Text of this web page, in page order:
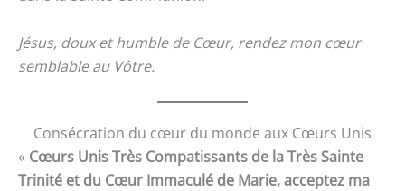
Jésus, doux et humble de Cœur, rendez mon cœur
semblable au Vôtre.
Consécration du cœur du monde aux Cœurs Unis
« Cœurs Unis Très Compatissants de la Très Sainte
Trinité et du Cœur Immaculé de Marie, acceptez ma